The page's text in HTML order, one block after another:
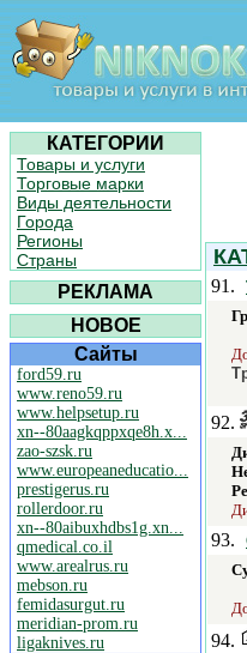
КАТЕГОРИИ
Товары и услуги
Торговые марки
Виды деятельности
Города
Регионы
Страны
РЕКЛАМА
НОВОЕ
Сайты
ford59.ru
www.reno59.ru
www.helpsetup.ru
xn--80aagkqppxqe8h.x...
zao-szsk.ru
www.europeaneducatio...
prestigerus.ru
rollerdoor.ru
xn--80aibuxhdbs1g.xn...
qmedical.co.il
www.arealrus.ru
mebson.ru
femidasurgut.ru
meridian-prom.ru
ligaknives.ru
91.
92.
93.
94.